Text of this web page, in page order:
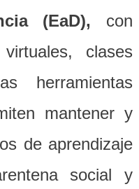
(EaD), con
clases
herramientas
en mantener y
de aprendizaje
social y